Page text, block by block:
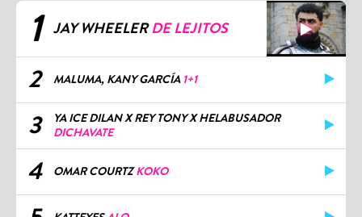
1 JAY WHEELERDE LEJITOS
2 MALUMA, KANY GARCÍA 1+1
3
YA ICE DILAN X REY TONY X HELABUSADOR
DICHAVATE
4 OMAR COURTZKOKO